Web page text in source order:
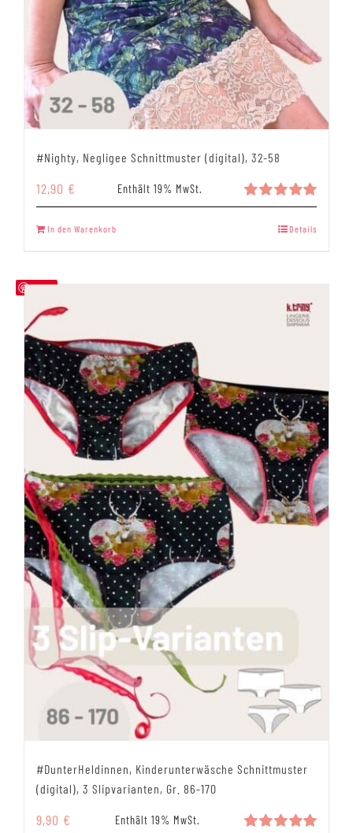
#Nighty, Negligee Schnittmuster (digital), 32-58
Bewertet
5.00
12,90 € Enthält 19% MwSt.
In den Warenkorb Details
Save
#DunterHeldinnen, Kinderunterwäsche Schnittmuster
(digital), 3 Slipvarianten, Gr. 86-170
9,90 € Enthält 19% MwSt.